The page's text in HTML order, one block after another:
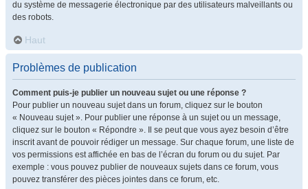
du système de messagerie électronique par des utilisateurs malveillants ou
des robots.
Haut
Problèmes de publication
Comment puis-je publier un nouveau sujet ou une réponse ?
Pour publier un nouveau sujet dans un forum, cliquez sur le bouton
« Nouveau sujet ». Pour publier une réponse à un sujet ou un message,
cliquez sur le bouton « Répondre ». Il se peut que vous ayez besoin d’être
inscrit avant de pouvoir rédiger un message. Sur chaque forum, une liste de
vos permissions est affichée en bas de l’écran du forum ou du sujet. Par
exemple : vous pouvez publier de nouveaux sujets dans ce forum, vous
pouvez transférer des pièces jointes dans ce forum, etc.